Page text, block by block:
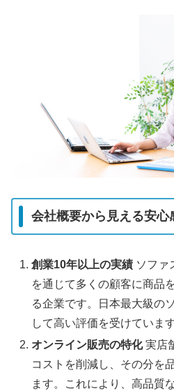
会社概要から見える安心
創業10年以上の実績 ソファ
を通じて多くの顧客に商品
る企業です。日本最大級の
して高い評価を受けています
オンライン販売の特化実店
コストを削減し、その分を
ます。これにより、高品質